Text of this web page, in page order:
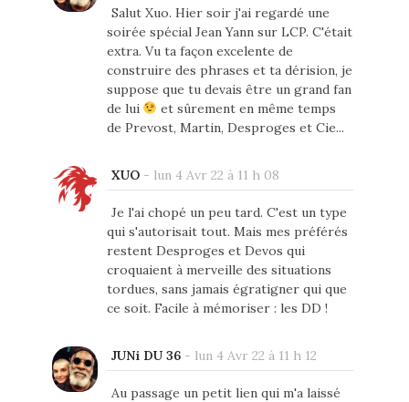
Salut Xuo. Hier soir j'ai regardé une
soirée spécial Jean Yann sur LCP. C'était
extra. Vu ta façon excelente de
construire des phrases et ta dérision, je
suppose que tu devais être un grand fan
de lui
et sûrement en même temps
de Prevost, Martin, Desproges et Cie...
XUO- lun 4 Avr 22 à 11 h 08
Je l'ai chopé un peu tard. C'est un type
qui s'autorisait tout. Mais mes préférés
restent Desproges et Devos qui
croquaient à merveille des situations
tordues, sans jamais égratigner qui que
ce soit. Facile à mémoriser : les DD !
JUNi DU 36- lun 4 Avr 22 à 11 h 12
Au passage un petit lien qui m'a laissé